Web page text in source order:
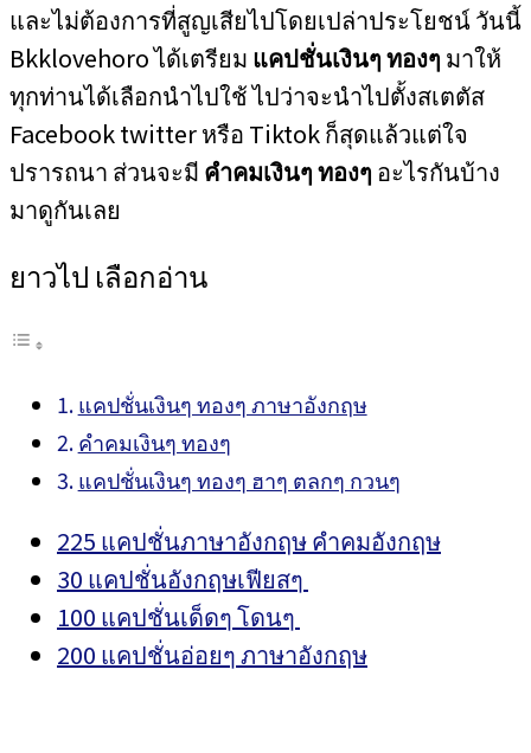
และไม่ต้องการที่สูญเสียไปโดยเปล่าประโยชน์ วันนี้
Bkklovehoro ได้เตรียม แคปชั่นเงินๆ ทองๆ มาให้
ทุกท่านได้เลือกนำไปใช้ ไปว่าจะนำไปตั้งสเตตัส
Facebook twitter หรือ Tiktok ก็สุดแล้วแต่ใจ
ปรารถนา ส่วนจะมี คำคมเงินๆ ทองๆ อะไรกันบ้าง
มาดูกันเลย
ยาวไป เลือกอ่าน
แคปชั่นเงินๆ ทองๆ ภาษาอังกฤษ
คำคมเงินๆ ทองๆ
แคปชั่นเงินๆ ทองๆ ฮาๆ ตลกๆ กวนๆ
225 แคปชั่นภาษาอังกฤษ คำคมอังกฤษ
30 แคปชั่นอังกฤษเฟียสๆ
100 แคปชั่นเด็ดๆ โดนๆ
200 แคปชั่นอ่อยๆ ภาษาอังกฤษ